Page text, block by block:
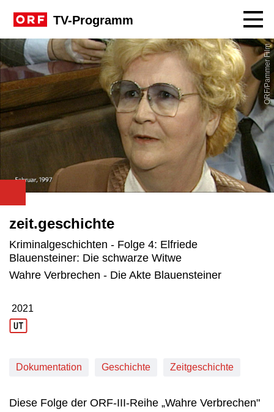
TV-Programm
ORF/Pammer Film
zeit.geschichte
Kriminalgeschichten - Folge 4: Elfriede
Blauensteiner: Die schwarze Witwe
Wahre Verbrechen - Die Akte Blauensteiner
Produktionsjahr: 2021
2021
Dokumentation Geschichte Zeitgeschichte
Diese Folge der ORF-III-Reihe „Wahre Verbrechen"